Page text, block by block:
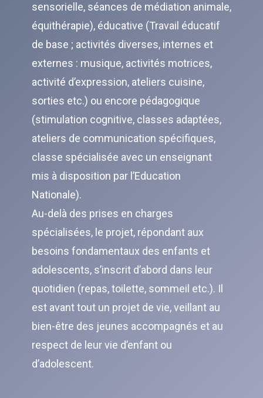
sensorielle, séances de médiation animale,
équithérapie), éducative (Travail éducatif
de base ; activités diverses, internes et
externes : musique, activités motrices,
activité d’expression, ateliers cuisine,
sorties etc.) ou encore pédagogique
(stimulation cognitive, classes adaptées,
ateliers de communication spécifiques,
classe spécialisée avec un enseignant
mis à disposition par l’Education
Nationale).
Au-delà des prises en charges
spécialisées, le projet, répondant aux
besoins fondamentaux des enfants et
adolescents, s’inscrit d’abord dans leur
quotidien (repas, toilette, sommeil etc.). Il
est avant tout un projet de vie, veillant au
bien-être des jeunes accompagnés et au
respect de leur vie d’enfant ou
d’adolescent.